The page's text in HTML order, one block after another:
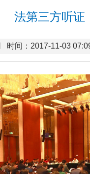
法第三方听证
时间：2017-11-03